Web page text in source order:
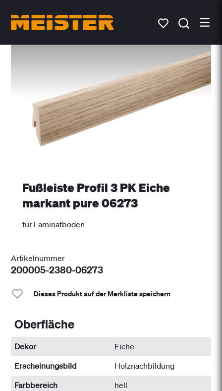
Fußleiste Profil 3 PK Eiche
markant pure 06273
für Laminatböden
Artikelnummer
200005-2380-06273
Dieses Produkt auf der Merkliste speichern
Oberfläche
Dekor
Eiche
Erscheinungsbild
Holznachbildung
Farbbereich
hell